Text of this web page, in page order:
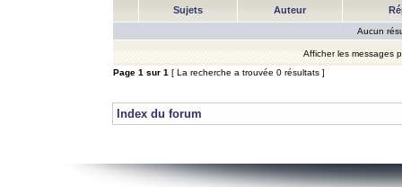
Sujets Auteur
Aucun
Afficher les messages
Page 1 sur 1 [ La recherche a trouvée 0 résultats ]
Index du forum